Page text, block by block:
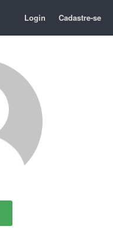
Login Cadastre-se